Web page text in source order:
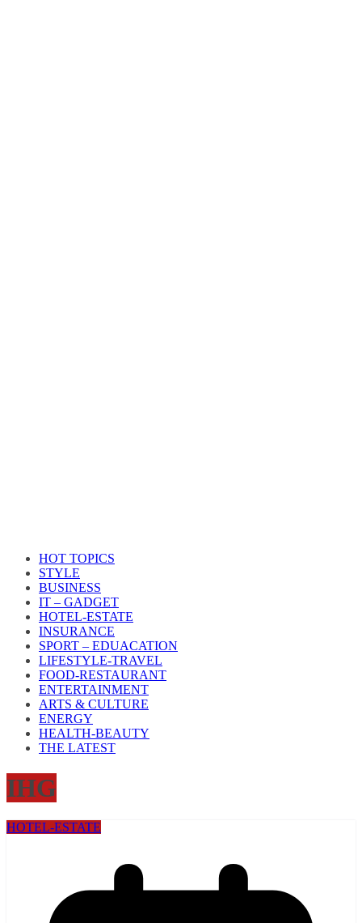
HOT TOPICS
STYLE
BUSINESS
IT – GADGET
HOTEL-ESTATE
INSURANCE
SPORT – EDUACATION
LIFESTYLE​-TRAVEL​
FOOD-RESTAURANT
ENTERTAINMENT
ARTS & CULTURE
ENERGY
HEALTH​-BEAUTY
THE LATEST
IHG
HOTEL-ESTATE